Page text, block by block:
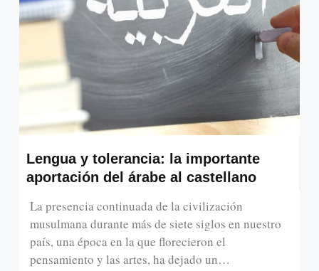
Lengua y tolerancia: la importante
aportación del árabe al castellano
La presencia continuada de la civilización
musulmana durante más de siete siglos en nuestro
país, una época en la que florecieron el
pensamiento y las artes, ha dejado un…